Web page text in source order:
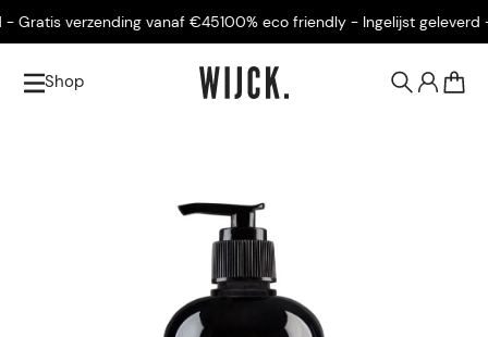
verzending vanaf €45100% eco friendly - Ingelijst geleverd -
Shop